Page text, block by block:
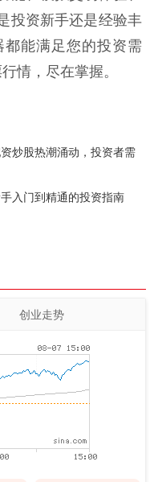
投资新手还是经验丰
能满足您的投资需
情，尽在掌握。
炒股热潮涌动，投资者需
入门到精通的投资指南
创业走势